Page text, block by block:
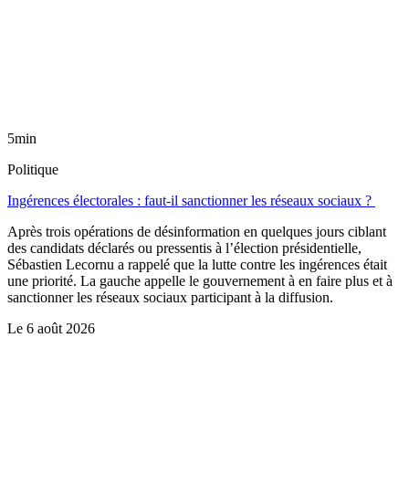
5min
Politique
Ingérences électorales : faut-il sanctionner les réseaux sociaux ?
Après trois opérations de désinformation en quelques jours ciblant
des candidats déclarés ou pressentis à l’élection présidentielle,
Sébastien Lecornu a rappelé que la lutte contre les ingérences était
une priorité. La gauche appelle le gouvernement à en faire plus et à
sanctionner les réseaux sociaux participant à la diffusion.
Le 6 août 2026